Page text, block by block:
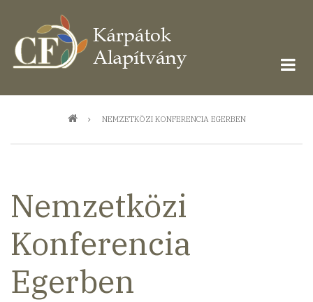
tartalomra
Morzsa NEMZETKÖZI KONFERENCIA EGERBEN
Nemzetközi
Konferencia
Egerben